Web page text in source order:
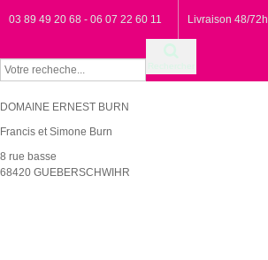
03 89 49 20 68 - 06 07 22 60 11 Livraison 48/72h
Rechercher
DOMAINE ERNEST BURN
Francis et Simone Burn
8 rue basse
68420 GUEBERSCHWIHR